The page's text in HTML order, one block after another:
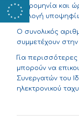
ημερομηνία και
επιλογή
Ο συνολικός
συμμετέχουν
Για
μπορούν να
Συνεργατών του
ηλεκτρονικού